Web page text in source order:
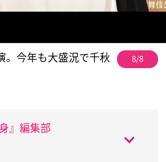
。今年も大盛況で千秋
8/8
』編集部